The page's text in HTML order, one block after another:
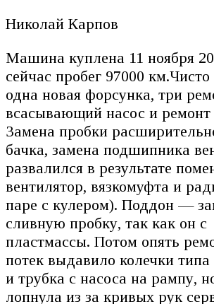
Николай Карпов
Машина куплена 11 ноября
сейчас пробег 97000
одна новая форсунка, три
всасывающий насос и ремонт
Замена пробки
бачка, замена подшипника
развалился в результате
вентилятор, вязкомуфта и
паре с кулером). Поддон —
сливную пробку, так как он с
пластмассы. Потом опять
потек выдавило колечки
и трубка с насоса на рампу,
лопнула из за кривых рук